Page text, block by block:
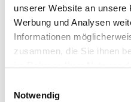
unserer Website an unsere
Werbung und Analysen
Informationen
zusammen, die Sie ihnen
Notwendig
7.5 l/100km (WLTP)
CO2-Emissionen
196 g/km (WLTP)